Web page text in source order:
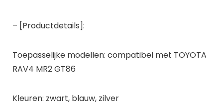
– [Productdetails]:
Toepasselijke modellen: compatibel met TOYOTA
RAV4 MR2 GT86
Kleuren: zwart, blauw, zilver